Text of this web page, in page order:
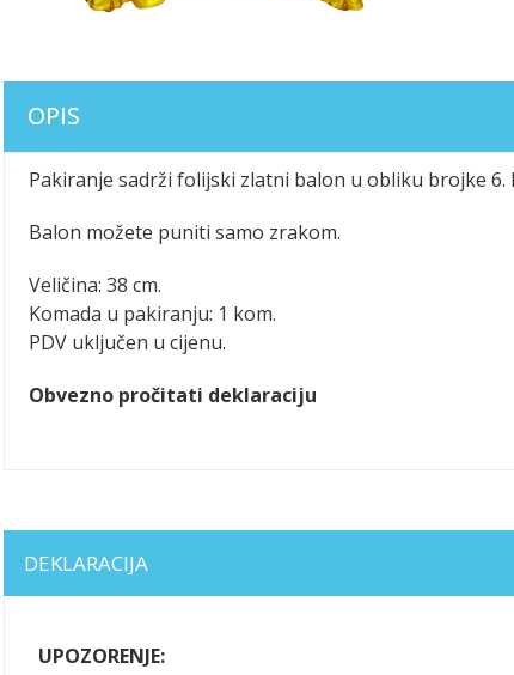
OPIS
Pakiranje sadrži folijski zlatni balon u obliku brojke
Balon možete puniti samo zrakom.
Veličina: 38 cm.
Komada u pakiranju: 1 kom.
PDV uključen u cijenu.
Obvezno pročitati deklaraciju
DEKLARACIJA
UPOZORENJE: